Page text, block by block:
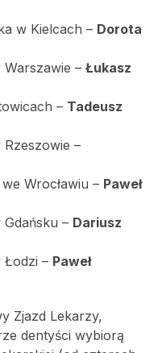
w Kielcach – Dorota
– Łukasz
– Tadeusz
–
Wrocławiu – Paweł
– Dariusz
Łodzi – Paweł
Zjazd Lekarzy,
dentyści wybiorą